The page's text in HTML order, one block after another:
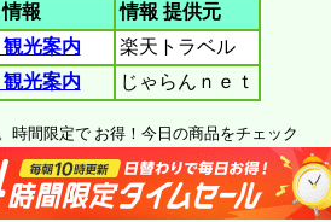
報
情報 提供元
光案内
楽天トラベル
光案内
じゃらんｎｅｔ
時間限定で お得！今日の商品をチェック